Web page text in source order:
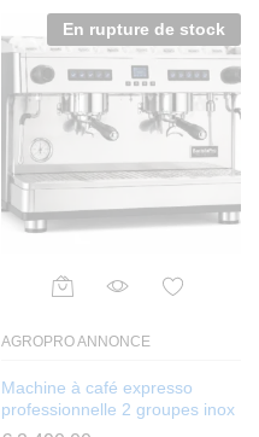
En rupture de stock
AGROPRO ANNONCE
Machine à café expresso
professionnelle 2 groupes inox